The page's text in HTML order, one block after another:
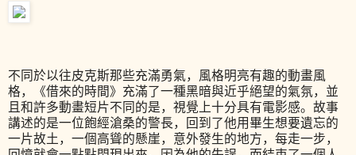
不同於以往皮克斯那些充滿勇氣，風格明亮有趣的動畫風
格，《借來的時間》充滿了一種黑暗與近乎絕望的氣氛，並
且和許多動畫短片不同的是，視覺上十分具有電影感。故事
講述的是一位飽經滄桑的警長，回到了他用畢生想要遺忘的
一片故土，一個高聳的懸崖，意外發生的地方，每走一步，